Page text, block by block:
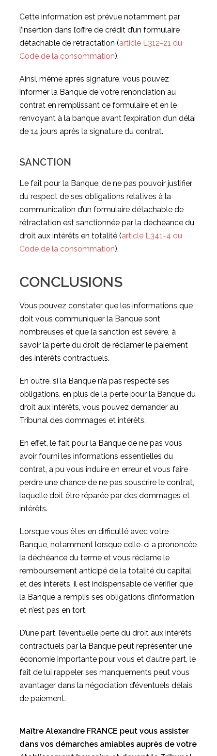
Cette information est prévue notamment par
l’insertion dans l’offre de crédit d’un formulaire
détachable de rétractation (article L312-21 du
Code de la consommation).
Ainsi, même après signature, vous pouvez
informer la Banque de votre renonciation au
contrat en remplissant ce formulaire et en le
renvoyant à la banque avant l’expiration d’un délai
de 14 jours après la signature du contrat.
SANCTION
Le fait pour la Banque, de ne pas pouvoir justifier
du respect de ses obligations relatives à la
communication d’un formulaire détachable de
rétractation est sanctionnée par la déchéance du
droit aux intérêts en totalité (article L341-4 du
Code de la consommation).
CONCLUSIONS
Vous pouvez constater que les informations que
doit vous communiquer la Banque sont
nombreuses et que la sanction est sévère, à
savoir la perte du droit de réclamer le paiement
des intérêts contractuels.
En outre, si la Banque n’a pas respecté ses
obligations, en plus de la perte pour la Banque du
droit aux intérêts, vous pouvez demander au
Tribunal des dommages et intérêts.
En effet, le fait pour la Banque de ne pas vous
avoir fourni les informations essentielles du
contrat, a pu vous induire en erreur et vous faire
perdre une chance de ne pas souscrire le contrat,
laquelle doit être réparée par des dommages et
intérêts.
Lorsque vous êtes en difficulté avec votre
Banque, notamment lorsque celle-ci a prononcée
la déchéance du terme et vous réclame le
remboursement anticipé de la totalité du capital
et des intérêts, il est indispensable de vérifier que
la Banque a remplis ses obligations d’information
et n’est pas en tort.
D’une part, l’éventuelle perte du droit aux intérêts
contractuels par la Banque peut représenter une
économie importante pour vous et d’autre part, le
fait de lui rappeler ses manquements peut vous
avantager dans la négociation d’éventuels délais
de paiement.
Maître Alexandre FRANCE peut vous assister
dans vos démarches amiables auprès de votre